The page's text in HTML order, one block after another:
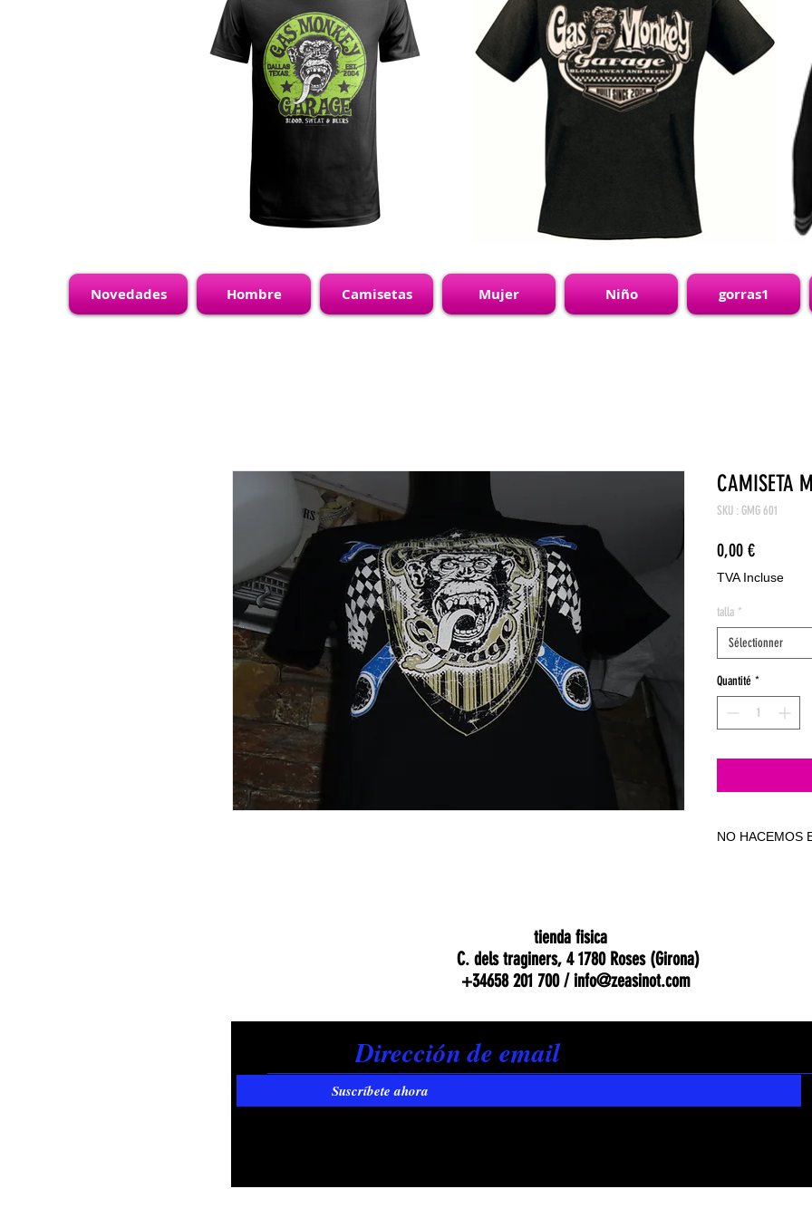
CAMISETA
SKU : GMG 601
0,00 €Prix
TVA Incluse
talla *
Sélectionner
Quantité *
NO HACEMOS
Novedades Hombre Camisetas Mujer Niño gorras1
tienda fisica
C. dels traginers, 4 1780 Roses (Girona)
+34658 201 700 /info@zeasinot.com
Suscríbete ahora